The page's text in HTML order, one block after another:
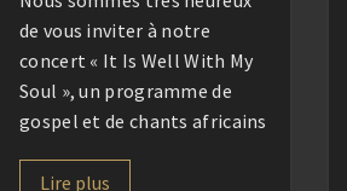
de vous inviter à notre
concert « It Is Well With My
Soul », un programme de
gospel et de chants africains
Gomar. Accompagnés de nos
Lire plus